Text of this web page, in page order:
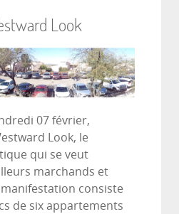
Look
07 février,
Look, le
qui se veut
marchands et
consiste
de six appartements